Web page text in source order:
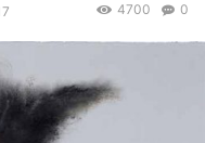
0
4700